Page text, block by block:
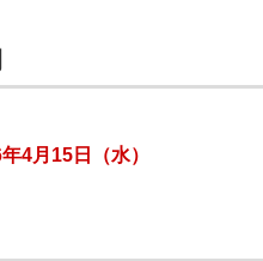
4月15日（水）